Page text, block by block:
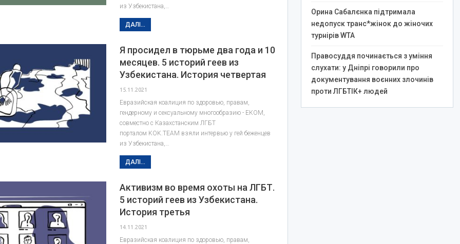
из Узбекистана,…
ДАЛІ...
Я просидел в тюрьме два года и 10
месяцев. 5 историй геев из
Узбекистана. История четвертая
15.11.2021
Евразийская коалиция по здоровью, правам,
гендерному и сексуальному многообразию - ЕКОМ,
совместно с Казахстанским ЛГБТ
порталом KOK.TEAM взяли интервью у гей беженцев
из Узбекистана,…
ДАЛІ...
Активизм во время охоты на ЛГБТ.
5 историй геев из Узбекистана.
История третья
14.11.2021
Евразийская коалиция по здоровью, правам,
Орина Сабалєнка підтримала
недопуск транс*жінок до жіночих
турнірів WTA
Правосуддя починається з уміння
слухати: у Дніпрі говорили про
документування воєнних злочинів
проти ЛГБТІК+ людей